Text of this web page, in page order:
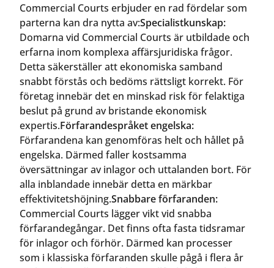
Commercial Courts erbjuder en rad fördelar som
parterna kan dra nytta av:Specialistkunskap:
Domarna vid Commercial Courts är utbildade och
erfarna inom komplexa affärsjuridiska frågor.
Detta säkerställer att ekonomiska samband
snabbt förstås och bedöms rättsligt korrekt. För
företag innebär det en minskad risk för felaktiga
beslut på grund av bristande ekonomisk
expertis.Förfarandespråket engelska:
Förfarandena kan genomföras helt och hållet på
engelska. Därmed faller kostsamma
översättningar av inlagor och uttalanden bort. För
alla inblandade innebär detta en märkbar
effektivitetshöjning.Snabbare förfaranden:
Commercial Courts lägger vikt vid snabba
förfarandegångar. Det finns ofta fasta tidsramar
för inlagor och förhör. Därmed kan processer
som i klassiska förfaranden skulle pågå i flera år